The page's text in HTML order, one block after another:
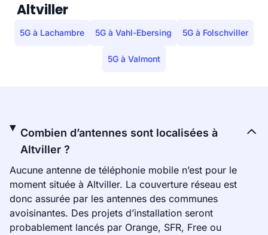
Altviller
5G à Lachambre 5G à Vahl-Ebersing 5G à Folschviller
5G à Valmont
Combien d’antennes sont localisées à
Altviller ?
Aucune antenne de téléphonie mobile n’est pour le
moment située à Altviller. La couverture réseau est
donc assurée par les antennes des communes
avoisinantes. Des projets d’installation seront
probablement lancés par Orange, SFR, Free ou